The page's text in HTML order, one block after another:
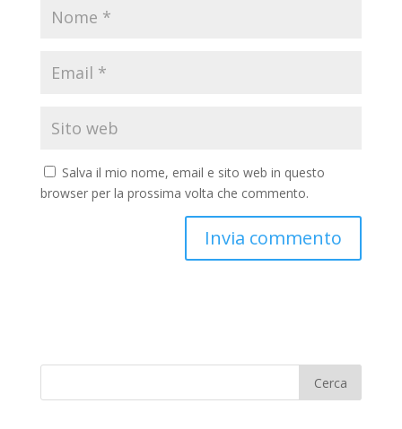
Salva il mio nome, email e sito web in questo
browser per la prossima volta che commento.